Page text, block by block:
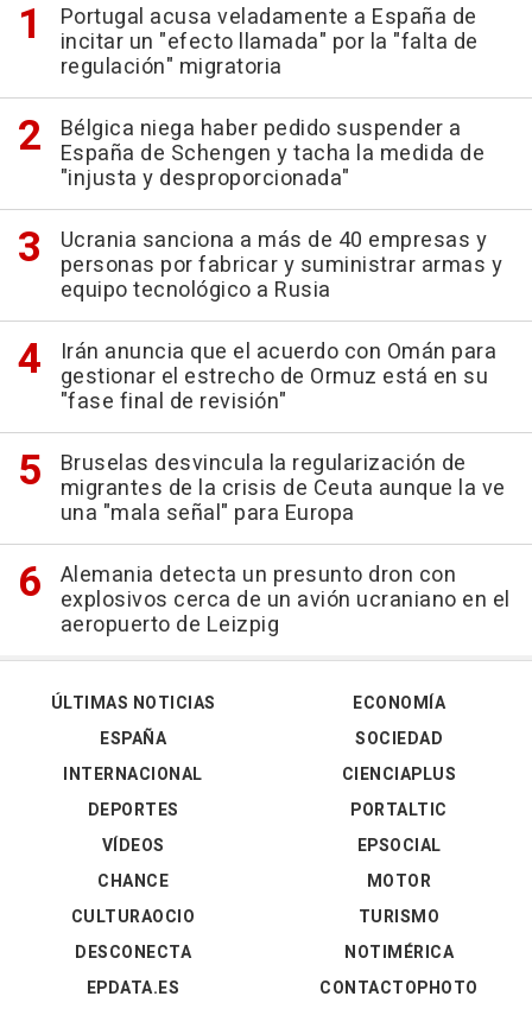
Portugal acusa veladamente a España de
incitar un "efecto llamada" por la "falta de
regulación" migratoria
Bélgica niega haber pedido suspender a
España de Schengen y tacha la medida de
"injusta y desproporcionada"
Ucrania sanciona a más de 40 empresas y
personas por fabricar y suministrar armas y
equipo tecnológico a Rusia
Irán anuncia que el acuerdo con Omán para
gestionar el estrecho de Ormuz está en su
"fase final de revisión"
Bruselas desvincula la regularización de
migrantes de la crisis de Ceuta aunque la ve
una "mala señal" para Europa
Alemania detecta un presunto dron con
explosivos cerca de un avión ucraniano en el
aeropuerto de Leizpig
ÚLTIMAS NOTICIAS
ESPAÑA
INTERNACIONAL
DEPORTES
VÍDEOS
ECONOMÍA
SOCIEDAD
CIENCIAPLUS
PORTALTIC
EPSOCIAL
CHANCE
CULTURAOCIO
DESCONECTA
EPDATA.ES
MOTOR
TURISMO
NOTIMÉRICA
CONTACTOPHOTO